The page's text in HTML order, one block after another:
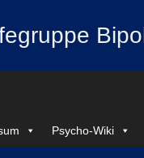
Psycho-Wiki